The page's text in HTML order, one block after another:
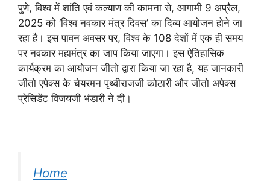
पुणे, विश्व में शांति एवं कल्याण की कामना से, आगामी 9 अप्रैल,
2025 को ‘विश्व नवकार मंत्र दिवस’ का दिव्य आयोजन होने जा
रहा है। इस पावन अवसर पर, विश्व के 108 देशों में एक ही समय
पर नवकार महामंत्र का जाप किया जाएगा। इस ऐतिहासिक
कार्यक्रम का आयोजन जीतो द्वारा किया जा रहा है, यह जानकारी
जीतो एपेक्स के चेयरमन पृथ्वीराजजी कोठारी और जीतो अपेक्स
प्रेसिडेंट विजयजी भंडारी ने दी।
Home